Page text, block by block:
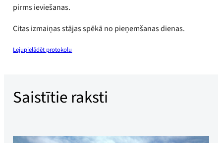
pirms ieviešanas.
Citas izmaiņas stājas spēkā no pieņemšanas dienas.
Lejupielādēt protokolu
Saistītie raksti